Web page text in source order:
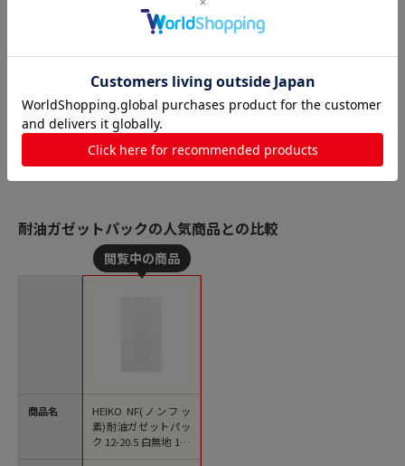
耐油ガゼットパックの人気商品との比較
商品名
HEIKO NF(ノンフッ
素)耐油ガゼットパッ
ク 12-20.5 白無地 100
枚/袋